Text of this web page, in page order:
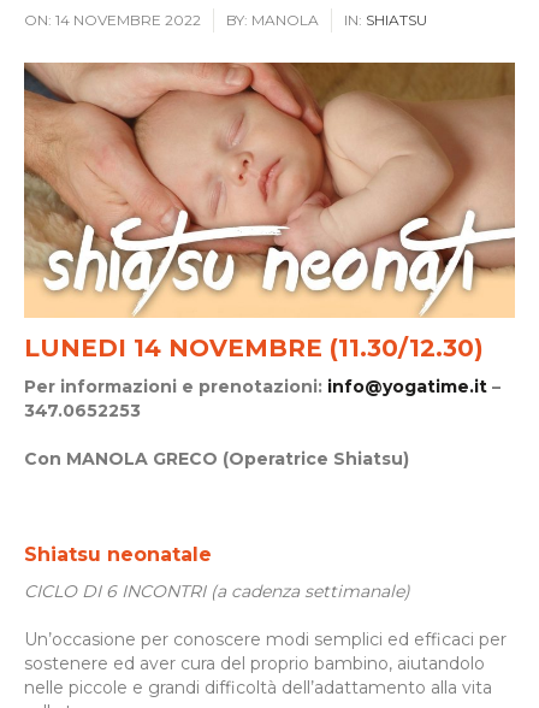
ON: 14 NOVEMBRE 2022 BY: MANOLA IN: SHIATSU
LUNEDI 14 NOVEMBRE (11.30/12.30)
Per informazioni e prenotazioni: info@yogatime.it –
347.0652253
Con MANOLA GRECO (Operatrice Shiatsu)
Shiatsu neonatale
CICLO DI 6 INCONTRI (a cadenza settimanale)
Un’occasione per conoscere modi semplici ed efficaci per
sostenere ed aver cura del proprio bambino, aiutandolo
nelle piccole e grandi difficoltà dell’adattamento alla vita